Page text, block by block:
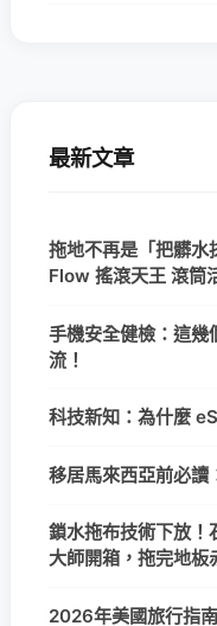
最新文章
拖地不再是「把髒
Flow 搖滾天王 滾筒
手機安全健檢：這幾
流！
科技新知：為什麼
移居馬來西亞前必
鎖水拖布技術下放
大師開箱，拖完地板
2026年美國旅行指